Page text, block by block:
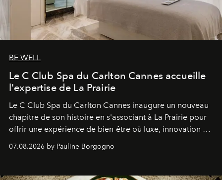
BE WELL
Le C Club Spa du Carlton Cannes accueille
l'expertise de La Prairie
Le C Club Spa du Carlton Cannes inaugure un nouveau
chapitre de son histoire en s'associant à La Prairie pour
offrir une expérience de bien-être où luxe, innovation et
expertise se rencontrent.
07.08.2026 by Pauline Borgogno